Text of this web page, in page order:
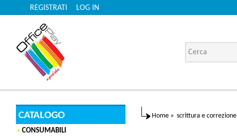
LOG IN
REGISTRATI
CATALOGO
CONSUMABILI
Home » scrittura e correzione